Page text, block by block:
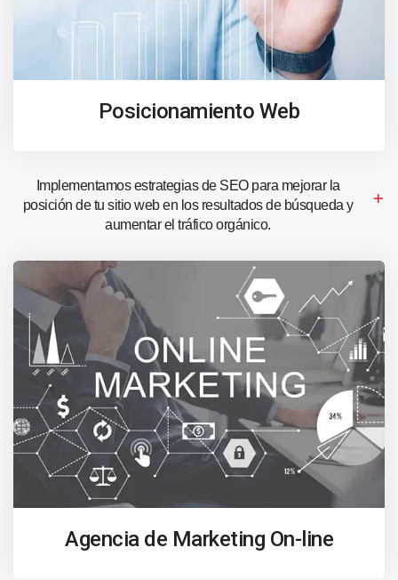
Posicionamiento Web
Implementamos estrategias de SEO para mejorar la
posición de tu sitio web en los resultados de búsqueda y
aumentar el tráfico orgánico.
Agencia de Marketing On-line